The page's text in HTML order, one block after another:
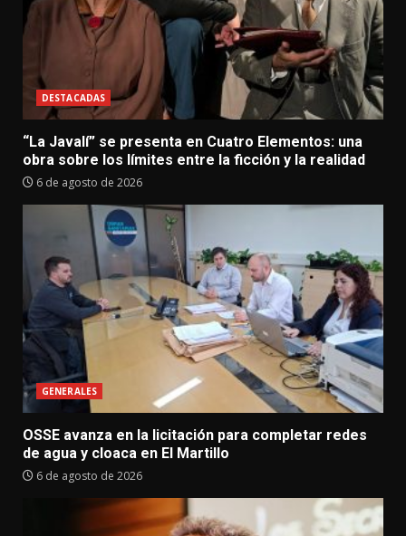
DESTACADAS
“La Javalí” se presenta en Cuatro Elementos: una
obra sobre los límites entre la ficción y la realidad
6 de agosto de 2026
GENERALES
OSSE avanza en la licitación para completar redes
de agua y cloaca en El Martillo
6 de agosto de 2026